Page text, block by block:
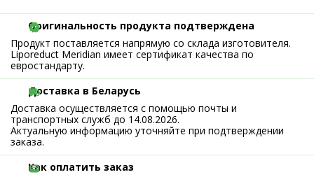
Оригинальность продукта подтверждена
Продукт поставляется напрямую со склада изготовителя.
Liporeduct Meridian имеет сертификат качества по
евростандарту.
Доставка в Беларусь
Доставка осуществляется с помощью почты и
транспортных служб до 14.08.2026.
Актуальную информацию уточняйте при подтверждении
заказа.
Как оплатить заказ